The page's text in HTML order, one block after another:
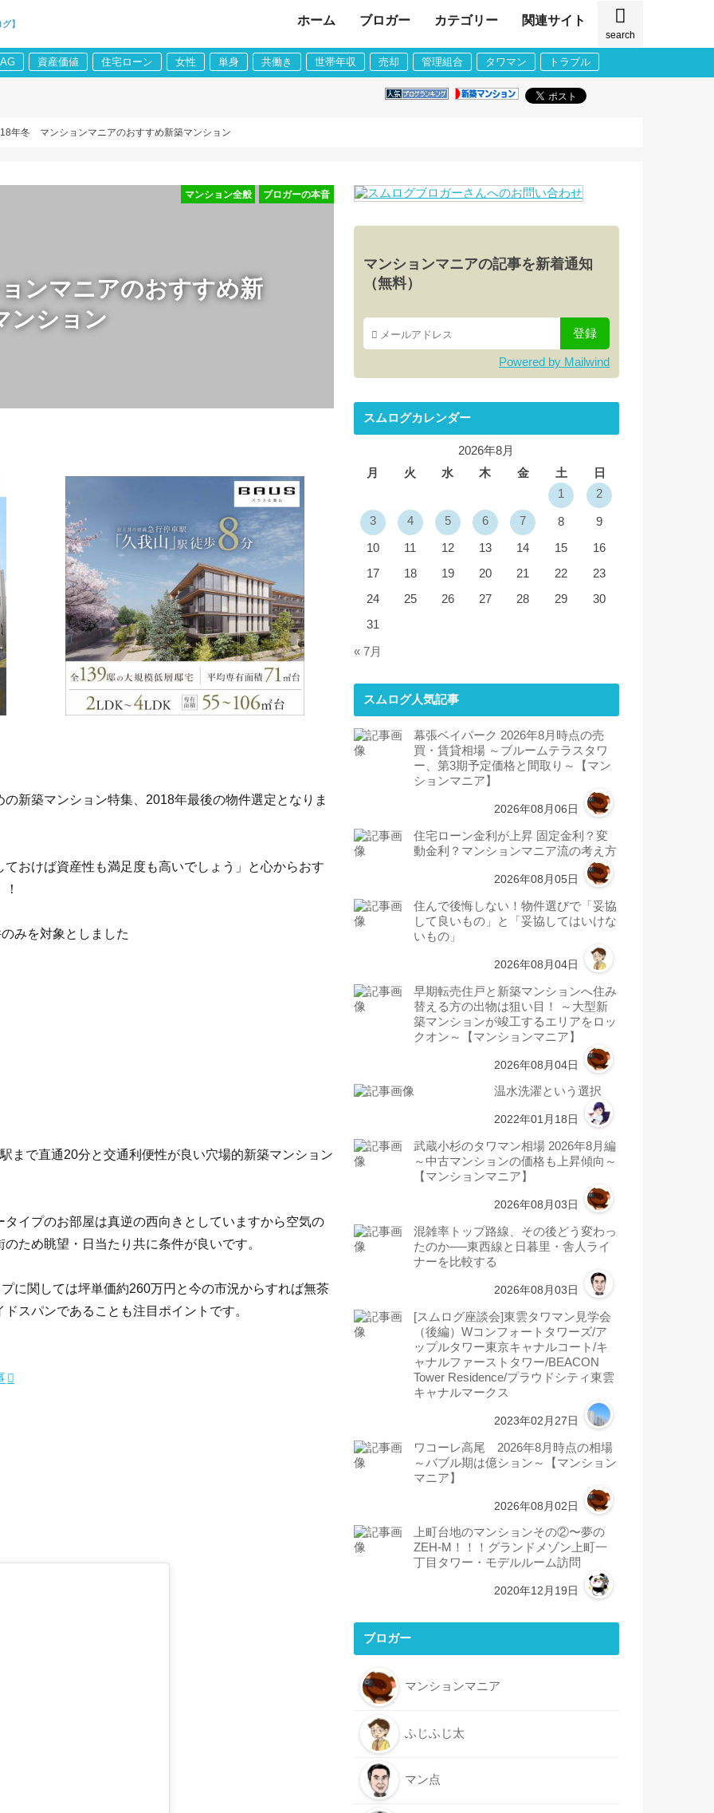
】
search
ホーム ブロガー カテゴリー 関連サイト
資産価値 住宅ローン 女性 単身 共働き 世帯年収 売却 管理組合 タワマン トラブル
年冬 マンションマニアのおすすめ新築マンション
ンマニアのおすすめ新
ンション
ブロガーの本音
マンション全般
新築マンション特集、2018年最後の物件選定となりま
おけば資産性も満足度も高いでしょう」と心からおす
みを対象としました
まで直通20分と交通利便性が良い穴場的新築マンション
イプのお部屋は真逆の西向きとしていますから空気の
ため眺望・日当たり共に条件が良いです。
に関しては坪単価約260万円と今の市況からすれば無茶
スパンであることも注目ポイントです。
マンションマニアの記事を新着通知
（無料）
Powered by Mailwind
スムログカレンダー
2026年8月
月
火 水 木 金 土
日
1
2
3 4 5 6 7 8 9
10 11 12 13 14 15
16
17
18 19 20 21 22
23
24
25 26 27 28 29
30
31
« 7月
スムログ人気記事
幕張ベイパーク 2026年8月時点の売
買・賃貸相場 ～ブルームテラスタワ
ー、第3期予定価格と間取り～【マン
ションマニア】
2026年08月06日
住宅ローン金利が上昇 固定金利？変
動金利？マンションマニア流の考え方
2026年08月05日
住んで後悔しない！物件選びで「妥協
して良いもの」と「妥協してはいけな
いもの」
2026年08月04日
早期転売住戸と新築マンションへ住み
替える方の出物は狙い目！ ～大型新
築マンションが竣工するエリアをロッ
クオン～【マンションマニア】
2026年08月04日
温水洗濯という選択
2022年01月18日
武蔵小杉のタワマン相場 2026年8月編
～中古マンションの価格も上昇傾向～
【マンションマニア】
2026年08月03日
混雑率トップ路線、その後どう変わっ
たのか──東西線と日暮里・舎人ライ
ナーを比較する
2026年08月03日
[スムログ座談会]東雲タワマン見学会
（後編）Wコンフォートタワーズ/ア
ップルタワー東京キャナルコート/キ
ャナルファーストタワー/BEACON
Tower Residence/プラウドシティ東雲
キャナルマークス
2023年02月27日
ワコーレ高尾 2026年8月時点の相場
～バブル期は億ション～【マンション
マニア】
2026年08月02日
上町台地のマンションその②〜夢の
ZEH-M！！！グランドメゾン上町一
丁目タワー・モデルルーム訪問
2020年12月19日
ブロガー
マンションマニア
ふじふじ太
マン点